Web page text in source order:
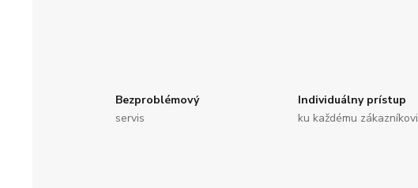
Bezproblémový
servis
Individuálny prístup
ku každému zákazníkovi